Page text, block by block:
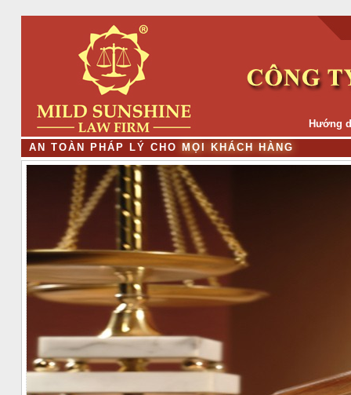
Hướng
A N TOÀ N P H Á P LÝ C H O M Ọ K H ÁC H H À N G